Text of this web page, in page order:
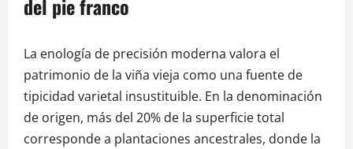
del pie franco
La enología de precisión moderna valora el
patrimonio de la viña vieja como una fuente de
tipicidad varietal insustituible. En la denominación
de origen, más del 20% de la superficie total
corresponde a plantaciones ancestrales, donde la